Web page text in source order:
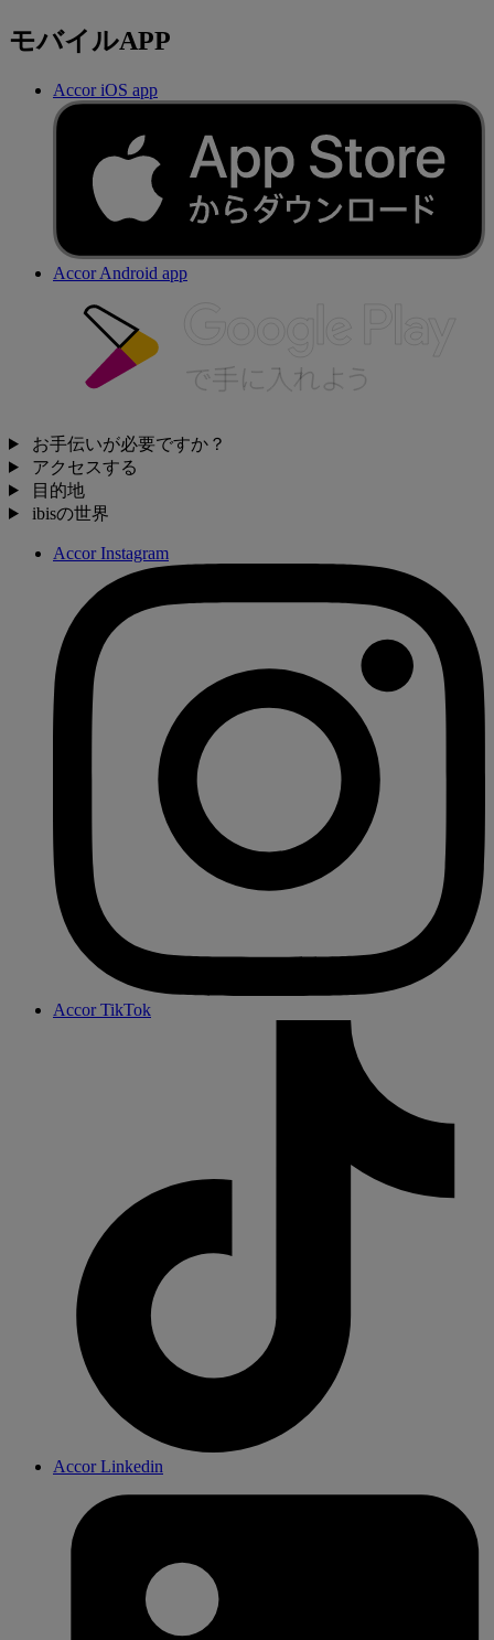
モバイルAPP
Accor iOS app
Accor Android app
お手伝いが必要ですか？
アクセスする
目的地
ibisの世界
Accor Instagram
Accor TikTok
Accor Linkedin